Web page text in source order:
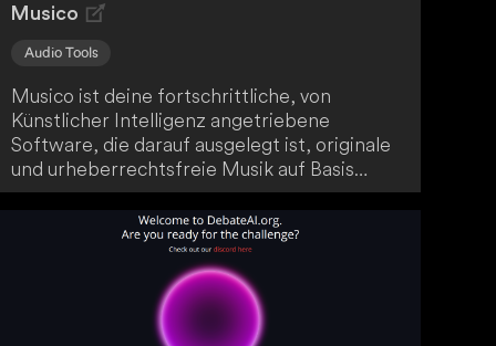
Musico
Audio Tools
Musico ist deine fortschrittliche, von
Künstlicher Intelligenz angetriebene
Software, die darauf ausgelegt ist, originale
und urheberrechtsfreie Musik auf Basis
verschiedener Benutzereingaben zu
erzeugen. Die Software nutzt eine
einzigartige Mischung aus traditionellen und
modernen Machine-Learning-Algorithmen,
die dir die Produktion von Musik in einer
breiten Palette von Stilen ermöglichen.